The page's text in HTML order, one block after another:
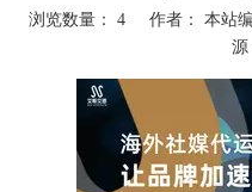
浏览数量： 4作者： 本站
源